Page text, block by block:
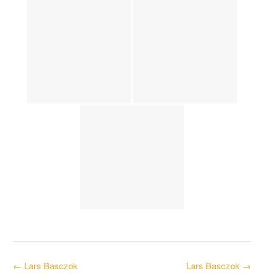
Post Lars Basczok →
← Lars Basczok